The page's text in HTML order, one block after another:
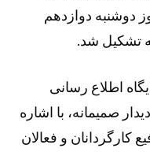
دوشنبه دوازدهم
اطلاع رسانی
صمیمانه، با اشاره
کارگردانان و فعالان